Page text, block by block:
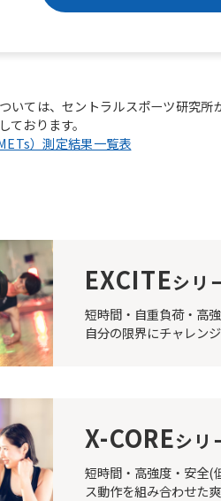
ては、セントラルスポーツ研究所
ております。
）測定結果一覧表
EXCITEシリ
短時間・自重負荷・高
自分の限界にチャレン
X-COREシリ
短時間・高強度・安全(
ス動作を組み合わせた